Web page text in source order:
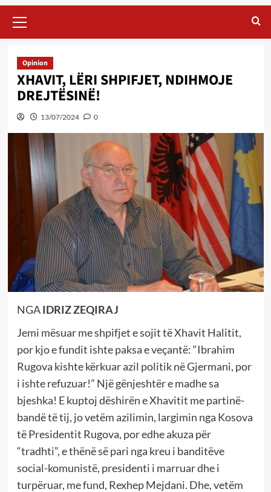
Menu
Opinion
XHAVIT, LËRI SHPIFJET, NDIHMOJE
DREJTËSINË!
13/07/2024 0
NGAIDRIZ ZEQIRAJ
Jemi mësuar me shpifjet e sojit të Xhavit Halitit,
por kjo e fundit ishte paksa e veçantë: “Ibrahim
Rugova kishte kërkuar azil politik në Gjermani, por
i ishte refuzuar!” Një gënjeshtër e madhe sa
bjeshka! E kuptoj dëshirën e Xhavitit me partinë-
bandë të tij, jo vetëm azilimin, largimin nga Kosova
të Presidentit Rugova, por edhe akuza për
“tradhti”, e thënë së pari nga kreu i banditëve
social-komunistë, presidenti i marruar dhe i
turpëruar, me fund, Rexhep Mejdani. Dhe, vetëm